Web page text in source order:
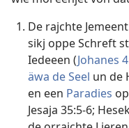
De rajchte
sikj oppe Schreft
Iedeeen (Johanes
äwa de Seel un de
en een Paradies
Jesaja 35:5-6;